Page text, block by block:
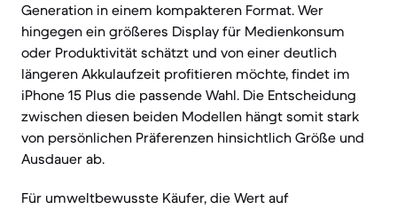
Generation in einem kompakteren Format. Wer
hingegen ein größeres Display für Medienkonsum
oder Produktivität schätzt und von einer deutlich
längeren Akkulaufzeit profitieren möchte, findet im
iPhone 15 Plus die passende Wahl. Die Entscheidung
zwischen diesen beiden Modellen hängt somit stark
von persönlichen Präferenzen hinsichtlich Größe und
Ausdauer ab.
Für umweltbewusste Käufer, die Wert auf